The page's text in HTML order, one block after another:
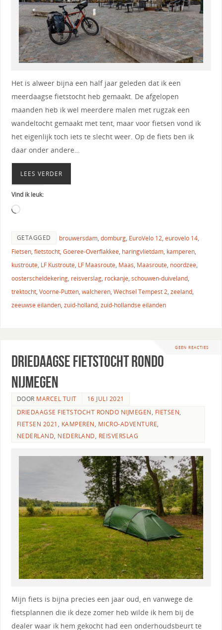
Het is alweer bijna een half jaar geleden dat ik een
meerdaagse fietstocht heb gemaakt. De afgelopen
maanden heb ik wel meerdere malen met rugzak een
wandeltocht gemaakt met tent, maar voor fietsen vond ik
het eigenlijk toch iets te slecht weer. Op de fiets ben ik
daar onder andere…
LEES VERDER
Vind ik leuk:
GETAGGED brouwersdam, domburg, EuroVelo 12, eurovelo 14,
Fietsen, fietstocht, Goeree-Overflakkee, haringvlietdam, kamperen,
kustroute, LF Kustroute, LF Maasroute, Maas, Maasroute, noordzee,
oosterscheldekering, reisverslag, rockanje, schouwen-duiveland,
trektocht, Voorne-Putten, walcheren, Wechsel Tempest 2, zeeland,
zeeuwse eilanden, zuid-holland, zuid-hollandse eilanden
GEEN REACTIES
Driedaagse fietstocht Rondo
Nijmegen
DOOR MARCEL TUIT
16 JULI 2021
DRIEDAAGSE FIETSTOCHT RONDO NIJMEGEN, FIETSEN,
FIETSEN 2021 , KAMPEREN, MICRO-ADVENTURE,
NEDERLAND, NEDERLAND, REISVERSLAG
Mijn fiets is bijna precies een jaar oud, en vanwege de
fietsplannen die ik deze zomer heb wilde ik hem bij de
dealer waar ik hem gekocht had een onderhoudsbeurt te